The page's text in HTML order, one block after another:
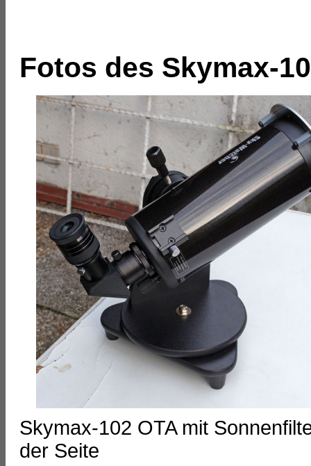
Fotos des Skymax-
Skymax-102 OTA mit
der Seite